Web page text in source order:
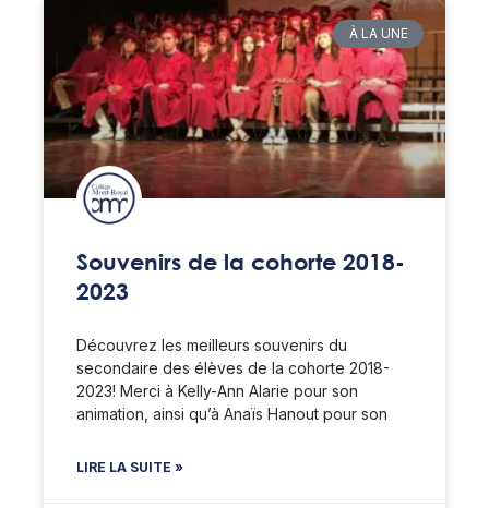
À LA UNE
Souvenirs de la cohorte 2018-
2023
Découvrez les meilleurs souvenirs du
secondaire des élèves de la cohorte 2018-
2023! Merci à Kelly-Ann Alarie pour son
animation, ainsi qu’à Anaïs Hanout pour son
LIRE LA SUITE »